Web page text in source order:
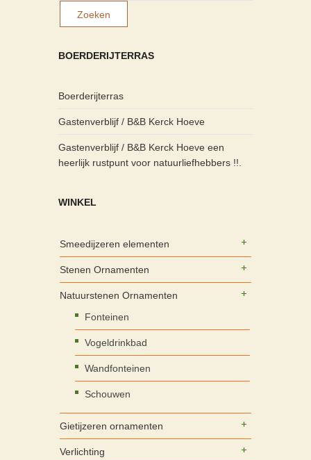
BOERDERIJTERRAS
Boerderijterras
Gastenverblijf / B&B Kerck Hoeve
Gastenverblijf / B&B Kerck Hoeve een
heerlijk rustpunt voor natuurliefhebbers !!.
WINKEL
Smeedijzeren elementen
Stenen Ornamenten
Natuurstenen Ornamenten
Fonteinen
Vogeldrinkbad
Wandfonteinen
Schouwen
Gietijzeren ornamenten
Verlichting